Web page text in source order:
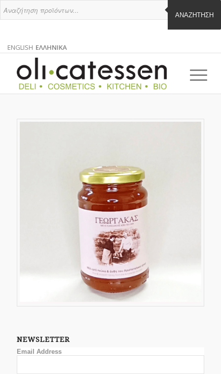
ΑΝΑΖΉΤΗΣΗ
ENGLISH
ΑΓΓΛΙΚΑ
ΕΛΛΗΝΙΚΑ
ΕΛΛΗΝΙΚΑ
EL
NEWSLETTER
Email Address